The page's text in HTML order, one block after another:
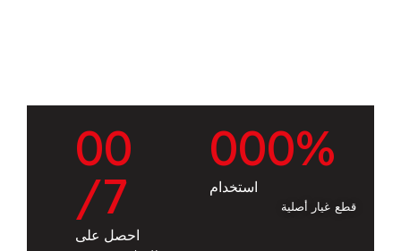
000%
استخدام
قطع غيار أصلية
00
/7
احصل على